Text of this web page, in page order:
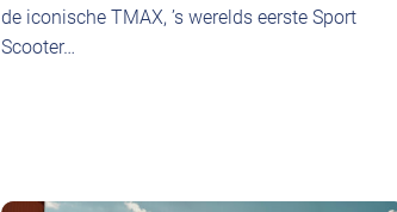
de iconische TMAX, ’s werelds eerste Sport
Scooter…